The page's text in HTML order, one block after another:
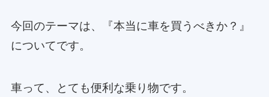
今回のテーマは、『本当に車を買うべきか？』
についてです。
車って、とても便利な乗り物です。